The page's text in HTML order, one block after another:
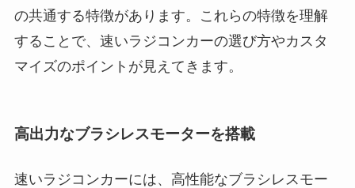
の共通する特徴があります。これらの特徴を理解
することで、速いラジコンカーの選び方やカスタ
マイズのポイントが見えてきます。
高出力なブラシレスモーターを搭載
速いラジコンカーには、高性能なブラシレスモー